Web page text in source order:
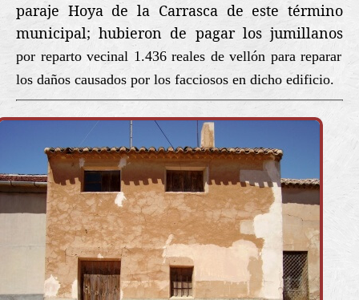
paraje Hoya de la Carrasca de este término
municipal; hubieron de pagar los jumillanos
por reparto vecinal 1.436 reales de vellón para reparar
los daños causados por los facciosos en dicho edificio.